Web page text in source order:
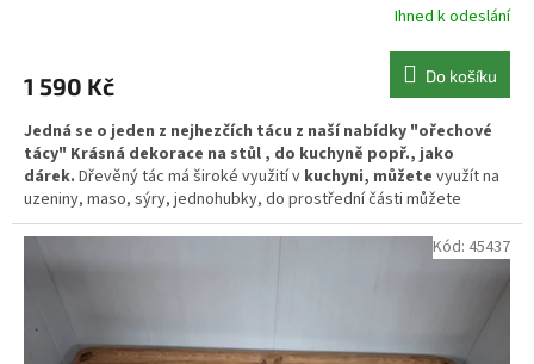
Ihned k odeslání
1 590 Kč Do košíku
Jedná se o jeden z nejhezčích tácu z naší nabídky "ořechové
tácy" Krásná dekorace na stůl , do kuchyně popř., jako
dárek. Dřevěný tác má široké využití v kuchyni, můžete využít na
uzeniny, maso, sýry, jednohubky, do prostřední části můžete
doplnit omáčky nebo dip. Je tovkusnýdoplněk každého stolu.
Mističkyse
dají krásně vyjmout, takže můžete umístit mimo tác pokud budete
Kód: 45437